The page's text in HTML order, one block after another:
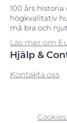
100 års
högkvalitativ
må bra och
Läs mer om
Hjälp &
Kontakta oss